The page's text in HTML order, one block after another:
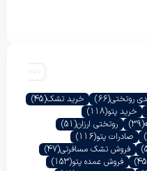
روتختی(66) خرید تشک(45)
خرید پتو(118)
(39) روتختی ارزان(51)
صادرات پتو(116)
فروش تشک مسافرتی(47)
فروش عمده پتو(153)